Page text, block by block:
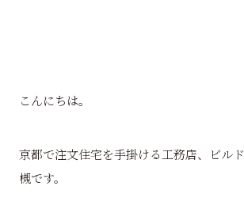
こんにちは。
京都で注文住宅を手掛ける工務店、ビル
槻です。